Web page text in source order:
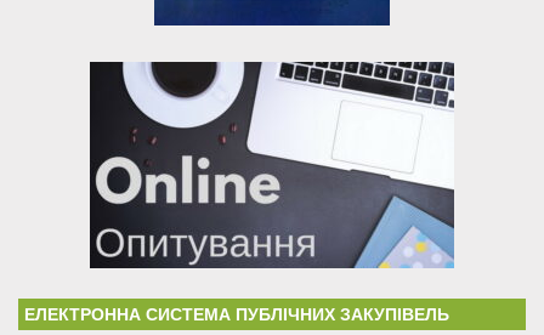
ЕЛЕКТРОННА СИСТЕМА ПУБЛІЧНИХ ЗАКУПІВЕЛЬ